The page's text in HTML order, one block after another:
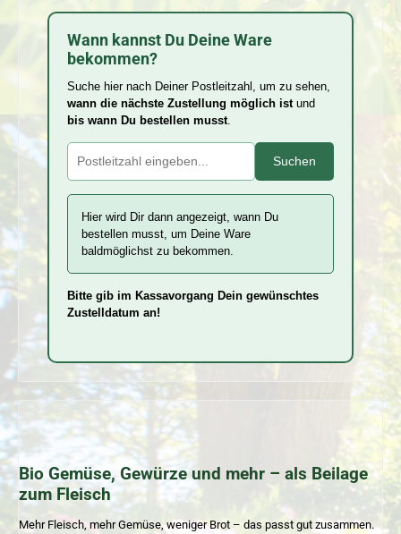
Wann kannst Du Deine Ware
bekommen?
Suche hier nach Deiner Postleitzahl, um zu sehen,
wann die nächste Zustellung möglich ist und
bis wann Du bestellen musst
Suchen
Hier wird Dir dann angezeigt, wann Du
bestellen musst, um Deine Ware
baldmöglichst zu bekommen.
Bitte gib im Kassavorgang Dein gewünschtes
Zustelldatum an!
Bio Gemüse, Gewürze und mehr – als Beilage
zum Fleisch
Mehr Fleisch, mehr Gemüse, weniger Brot – das passt gut zusammen.